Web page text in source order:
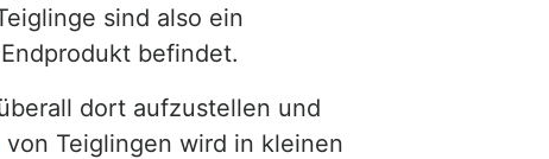
sind also ein
befindet.
dort aufzustellen und
von Teiglingen wird in kleinen